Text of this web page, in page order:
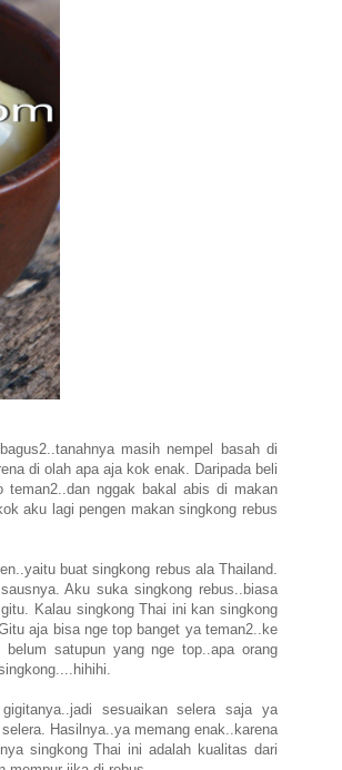
masih nempel basah di
di olah apa aja kok enak. Daripada beli
teman2..dan nggak bakal abis di makan
aku lagi pengen makan singkong rebus
buat singkong rebus ala Thailand.
Aku suka singkong rebus..biasa
Kalau singkong Thai ini kan singkong
aja bisa nge top banget ya teman2..ke
satupun yang nge top..apa orang
sesuaikan selera saja ya
Hasilnya..ya memang enak..karena
singkong Thai ini adalah kualitas dari